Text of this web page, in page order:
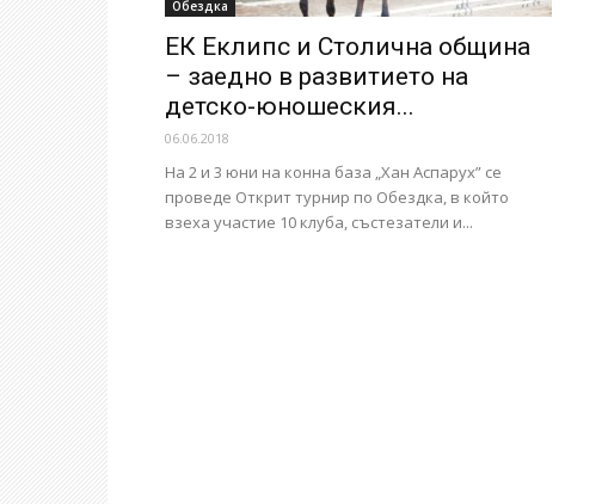
Обездка
ЕК Еклипс и Столична община
– заедно в развитието на
детско-юношеския...
06.06.2018
На 2 и 3 юни на конна база „Хан Аспарух” се
проведе Открит турнир по Обездка, в който
взеха участие 10 клуба, състезатели и...